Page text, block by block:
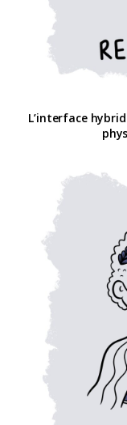
L’interface